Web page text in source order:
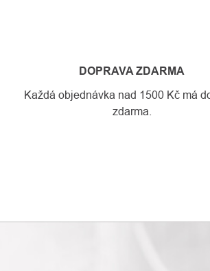
DOPRAVA ZDARMA
Každá objednávka nad 1500 Kč má
zdarma.